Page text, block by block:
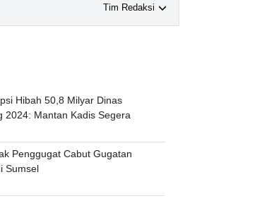
Tim Redaksi
Hibah 50,8 Milyar Dinas
2024: Mantan Kadis Segera
Penggugat Cabut Gugatan
Sumsel